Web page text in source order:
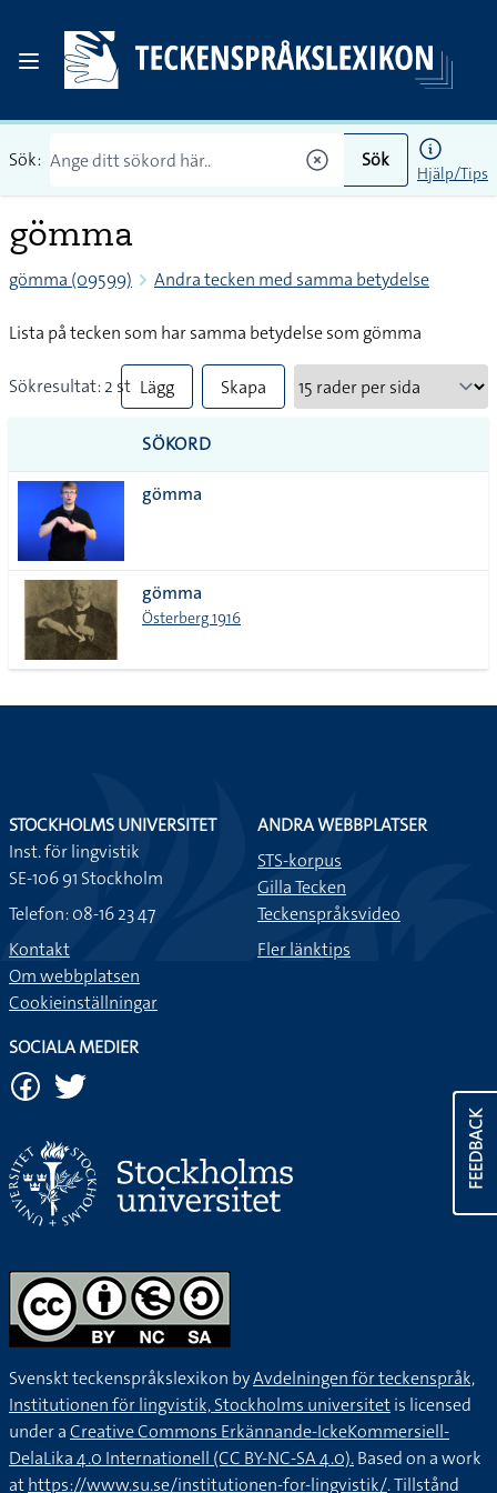
Sök: Sök
Hjälp/Tips
gömma
gömma (09599) Andra tecken med samma betydelse
Lista på tecken som har samma betydelse som gömma
Sökresultat: 2 st Lägg
till
alla i
Skapa
SÖKORD
gömma
gömma
Österberg 1916
FEEDBACK
STOCKHOLMS UNIVERSITET
Inst. för lingvistik
SE-106 91 Stockholm
Telefon: 08-16 23 47
Kontakt
Om webbplatsen
Cookieinställningar
ANDRA WEBBPLATSER
STS-korpus
Gilla Tecken
Teckenspråksvideo
Fler länktips
SOCIALA MEDIER
Svenskt teckenspråkslexikon byAvdelningen för teckenspråk,
Institutionen för lingvistik, Stockholms universitetis licensed
under aCreative Commons Erkännande-IckeKommersiell-
DelaLika 4.0 Internationell (CC BY-NC-SA 4.0).Based on a work
athttps://www.su.se/institutionen-for-lingvistik/. Tillstånd